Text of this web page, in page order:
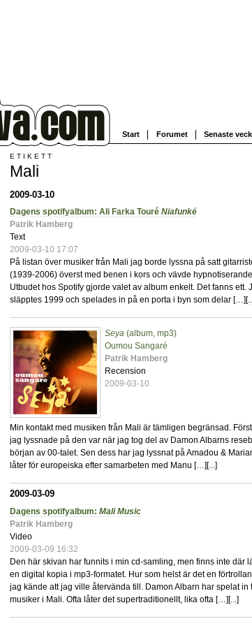
Start Forumet Senaste
ETIKETT
Mali
2009-03-10
Dagens spotifyalbum: Ali Farka Touré Niafunké
Patrik Hamberg
Text
2009-03-10 17:07
På listan över musiker från Mali jag borde lyssna på satt
(1939-2006) överst med benen i kors och vävde
Utbudet hos Spotify gjorde valet av album enkelt. Det fanns ett.
släpptes 1999 och spelades in på en porta i byn som delar […][
Seya (album, mp3)
Oumou Sangaré
Patrik Hamberg
Recension
2009-03-10
Min kontakt med musiken från Mali är tämligen begränsad.
jag lyssnade på den var när jag tog del av Damon Albarns
början av 00-talet. Sen dess har jag lyssnat på Amadou &
låter för europeiska efter samarbeten med Manu […][...]
2009-03-09
Dagens spotifyalbum: Mali Music
Patrik Hamberg
Video
2009-03-09 16:32
Den här skivan har funnits i min cd-samling, men finns inte där
en digital kopia i mp3-formatet. Hur som helst är det en
jag kände att jag ville återvända till. Damon Albarn har spelat in
musiker i Mali. Ofta låter det supertraditionellt, lika ofta […][... ]